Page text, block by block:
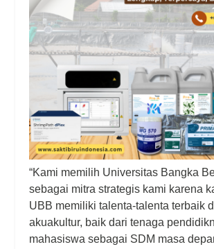
“Kami memilih Universitas Bangka
sebagai mitra strategis kami karena
UBB memiliki talenta-talenta terbaik
akuakultur, baik dari tenaga
mahasiswa sebagai SDM masa